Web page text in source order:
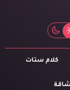
كلام ستات